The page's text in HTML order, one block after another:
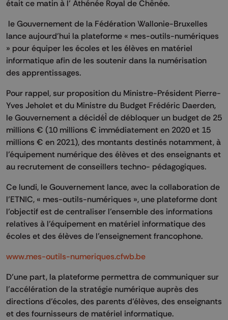
était ce matin à l’ Athénée Royal de Chênée.
le Gouvernement de la Fédération Wallonie-Bruxelles
lance aujourd’hui la plateforme « mes-outils-numériques
» pour équiper les écoles et les élèves en matériel
informatique afin de les soutenir dans la numérisation
des apprentissages.
Pour rappel, sur proposition du Ministre-Président Pierre-
Yves Jeholet et du Ministre du Budget Frédéric Daerden,
le Gouvernement a décidéÌ de débloquer un budget de 25
millions € (10 millions € immédiatement en 2020 et 15
millions € en 2021), des montants destinés notamment, à
l’équipement numérique des élèves et des enseignants et
au recrutement de conseillers techno- pédagogiques.
Ce lundi, le Gouvernement lance, avec la collaboration de
l’ETNIC, « mes-outils-numériques », une plateforme dont
l’objectif est de centraliser l’ensemble des informations
relatives à l’équipement en matériel informatique des
écoles et des élèves de l’enseignement francophone.
www.mes-outils-numeriques.cfwb.be
D’une part, la plateforme permettra de communiquer sur
l’accélération de la stratégie numérique auprès des
directions d’écoles, des parents d’élèves, des enseignants
et des fournisseurs de matériel informatique.